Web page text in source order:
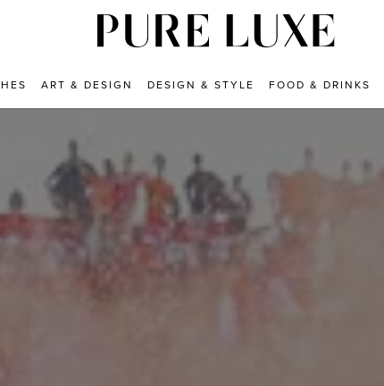
ART & DESIGN DESIGN & STYLE FOOD & DRINKS